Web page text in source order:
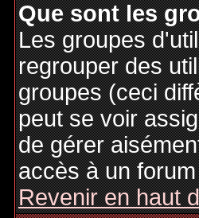
Que sont les
Les groupes
regrouper des
groupes (ceci
peut se voir
de gérer
accès à un
Revenir en haut